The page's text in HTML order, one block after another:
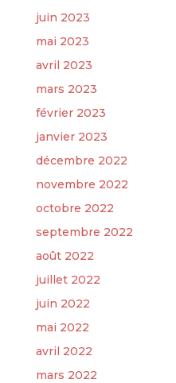
juin 2023
mai 2023
avril 2023
mars 2023
février 2023
janvier 2023
décembre 2022
novembre 2022
octobre 2022
septembre 2022
août 2022
juillet 2022
juin 2022
mai 2022
avril 2022
mars 2022